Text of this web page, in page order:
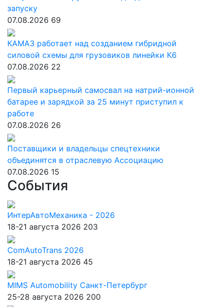
запуску
07.08.2026 69
КАМАЗ работает над созданием гибридной
силовой схемы для грузовиков линейки К6
07.08.2026 22
Первый карьерный самосвал на натрий-ионной
батарее и зарядкой за 25 минут приступил к
работе
07.08.2026 26
Поставщики и владельцы спецтехники
объединятся в отраслевую Ассоциацию
07.08.2026 15
События
ИнтерАвтоМеханика - 2026
18-21 августа 2026 203
ComAutoTrans 2026
18-21 августа 2026 45
MIMS Automobility Санкт-Петербург
25-28 августа 2026 200